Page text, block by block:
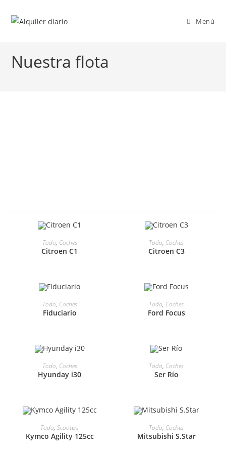
Menú
Nuestra flota
Todo, Coches
Citroen C1
Todo, Coches
Citroen C3
Todo, Coches
Fiduciario
Todo, Coches
Ford Focus
Todo, Coches
Hyunday i30
Todo, Coches
Ser Río
Todo,Scooters
Kymco Agility 125cc
Todo, Coches
Mitsubishi S.Star